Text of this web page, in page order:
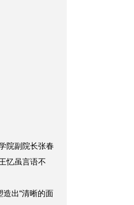
院副院长张春
忆虽言语不
出“清晰的面